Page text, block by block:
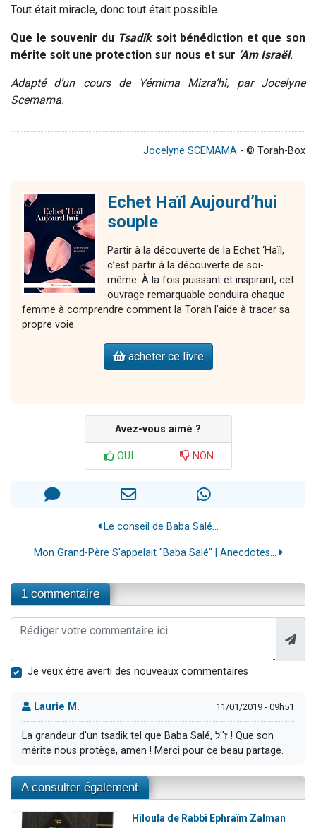
Tout était miracle, donc tout était possible.
Que le souvenir du Tsadiksoit bénédiction et que son
mérite soit une protection sur nous et sur ‘Am Israël.
Adapté d’un cours de Yémima Mizra’hi, par Jocelyne
Scemama.
Jocelyne SCEMAMA - © Torah-Box
Echet Haïl Aujourd’hui
souple
Partir à la découverte de la Echet ‘Haïl,
c’est partir à la découverte de soi-
même. À la fois puissant et inspirant, cet
ouvrage remarquable conduira chaque
femme à comprendre comment la Torah l’aide à tracer sa
propre voie.
acheter ce livre
Avez-vous aimé ?
OUI NON
Le conseil de Baba Salé...
Mon Grand-Père S'appelait "Baba Salé" | Anecdotes...
1 commentaire
Je veux être averti des nouveaux commentaires
Laurie M. 11/01/2019 - 09h51
La grandeur d'un tsadik tel que Baba Salé, ז''ל ! Que son
mérite nous protège, amen ! Merci pour ce beau partage.
A consulter également
Hiloula de Rabbi Ephraïm Zalman